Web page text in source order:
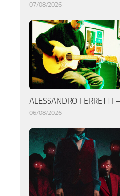
07/08/2026
ALESSANDRO FERRETTI
06/08/2026